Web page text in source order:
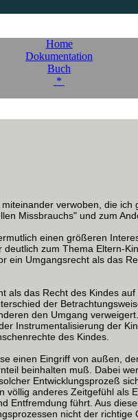
Home
Dokumentation
Buch
*
verwoben, die
Missbrauchs" und zum
einen größeren
deutlich zum Thema Eltern-
ein Umgangsrecht als das
als das Recht des Kindes
der
den Umgang
Instrumentalisierung der
des Kindes.
einen Eingriff von außen,
beinhalten muß. Dabei
Entwicklungsprozeß
völlig anderes Zeitgefühl als
Entfremdung führt. Aus
nicht der richtige